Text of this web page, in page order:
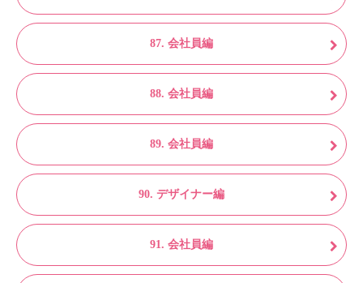
87. 会社員編
88. 会社員編
89. 会社員編
90. デザイナー編
91. 会社員編